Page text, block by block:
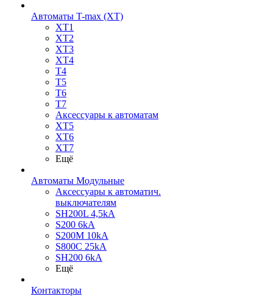
Автоматы T-max (XT)
XT1
XT2
XT3
XT4
T4
T5
T6
T7
Аксессуары к автоматам
XT5
XT6
XT7
Ещё
Автоматы Модульные
Аксессуары к автоматич.
выключателям
SH200L 4,5kA
S200 6kA
S200M 10kA
S800C 25kA
SH200 6kA
Ещё
Контакторы